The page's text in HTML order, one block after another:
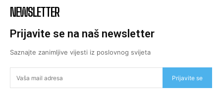
NEWSLETTER
Prijavite se na naš newsletter
Saznajte zanimljive vijesti iz poslovnog svijeta
Prijavite se